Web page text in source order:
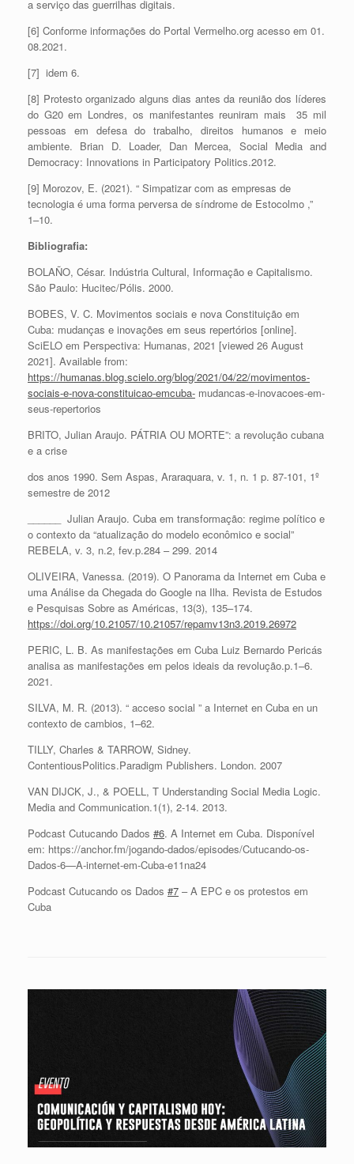
a serviço das guerrilhas digitais.
[6] Conforme informações do Portal Vermelho.org acesso em 01.
08.2021.
[7] idem 6.
[8] Protesto organizado alguns dias antes da reunião dos líderes
do G20 em Londres, os manifestantes reuniram mais 35 mil
pessoas em defesa do trabalho, direitos humanos e meio
ambiente. Brian D. Loader, Dan Mercea, Social Media and
Democracy: Innovations in Participatory Politics.2012.
[9] Morozov, E. (2021). “ Simpatizar com as empresas de
tecnologia é uma forma perversa de síndrome de Estocolmo ,”
1–10.
Bibliografia:
BOLAÑO, César. Indústria Cultural, Informação e Capitalismo.
São Paulo: Hucitec/Pólis. 2000.
BOBES, V. C. Movimentos sociais e nova Constituição em
Cuba: mudanças e inovações em seus repertórios [online].
SciELO em Perspectiva: Humanas, 2021 [viewed 26 August
2021]. Available from:
https://humanas.blog.scielo.org/blog/2021/04/22/movimentos-
sociais-e-nova-constituicao-emcuba- mudancas-e-inovacoes-em-
seus-repertorios
BRITO, Julian Araujo. PÁTRIA OU MORTE”: a revolução cubana
e a crise
dos anos 1990. Sem Aspas, Araraquara, v. 1, n. 1 p. 87-101, 1º
semestre de 2012
______ Julian Araujo. Cuba em transformação: regime político e
o contexto da “atualização do modelo econômico e social”
REBELA, v. 3, n.2, fev.p.284 – 299. 2014
OLIVEIRA, Vanessa. (2019). O Panorama da Internet em Cuba e
uma Análise da Chegada do Google na Ilha. Revista de Estudos
e Pesquisas Sobre as Américas, 13(3), 135–174.
https://doi.org/10.21057/10.21057/repamv13n3.2019.26972
PERIC, L. B. As manifestações em Cuba Luiz Bernardo Pericás
analisa as manifestações em pelos ideais da revolução.p.1–6.
2021.
SILVA, M. R. (2013). “ acceso social ” a Internet en Cuba en un
contexto de cambios, 1–62.
TILLY, Charles & TARROW, Sidney.
ContentiousPolitics.Paradigm Publishers. London. 2007
VAN DIJCK, J., & POELL, T Understanding Social Media Logic.
Media and Communication.1(1), 2-14. 2013.
Podcast Cutucando Dados #6. A Internet em Cuba. Disponível
em: https://anchor.fm/jogando-dados/episodes/Cutucando-os-
Dados-6—A-internet-em-Cuba-e11na24
Podcast Cutucando os Dados #7 – A EPC e os protestos em
Cuba